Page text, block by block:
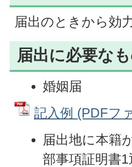
届出のときから効
届出に必要な
婚姻届
記入例 (PDFフ
届出地に本籍
部事項証明書1